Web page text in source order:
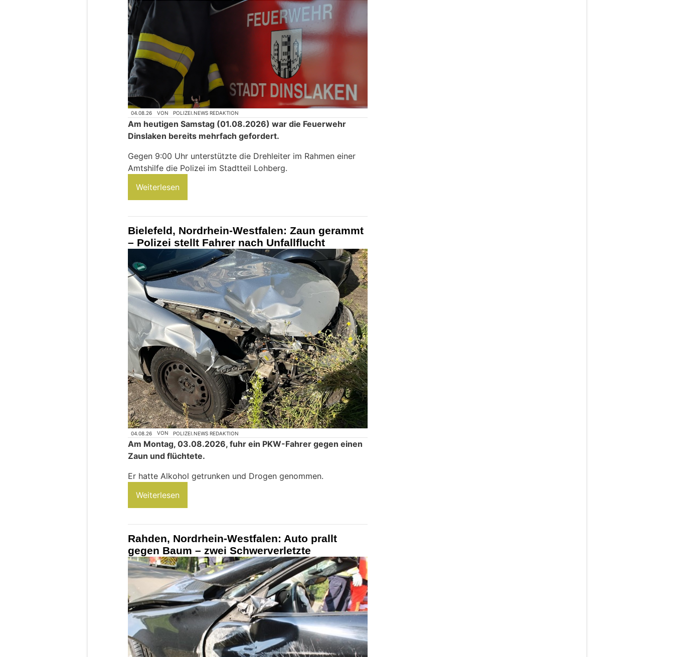
04.08.26 VON POLIZEI.NEWS REDAKTION
Am heutigen Samstag (01.08.2026) war die Feuerwehr
Dinslaken bereits mehrfach gefordert.
Gegen 9:00 Uhr unterstützte die Drehleiter im Rahmen einer
Amtshilfe die Polizei im Stadtteil Lohberg.
Weiterlesen
Bielefeld, Nordrhein-Westfalen: Zaun gerammt
– Polizei stellt Fahrer nach Unfallflucht
04.08.26 VON POLIZEI.NEWS REDAKTION
Am Montag, 03.08.2026, fuhr ein PKW-Fahrer gegen einen
Zaun und flüchtete.
Er hatte Alkohol getrunken und Drogen genommen.
Weiterlesen
Rahden, Nordrhein-Westfalen: Auto prallt
gegen Baum – zwei Schwerverletzte